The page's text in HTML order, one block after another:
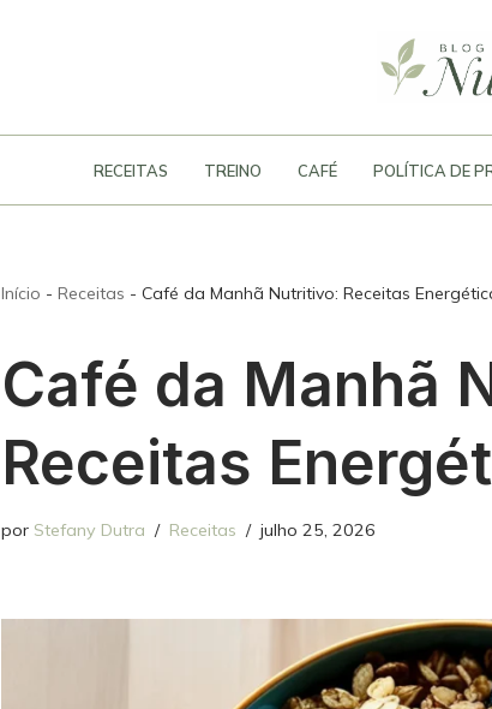
RECEITAS TREINO CAFÉ POLÍTICA DE
Início - Receitas - Café da Manhã Nutritivo: Receitas
Café da Manhã
Receitas
por Stefany Dutra Receitas julho 25, 2026